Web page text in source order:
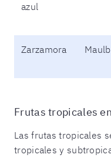
azul
Zarzamora
Frutas tropicales
Las frutas tropicales
tropicales y